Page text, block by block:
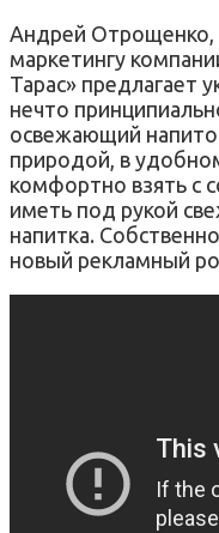
Андрей Отрощенко,
маркетингу
Тарас» предлагает
нечто
освежающий
природой, в
комфортно взять с
иметь под рукой
напитка.
новый рекламный